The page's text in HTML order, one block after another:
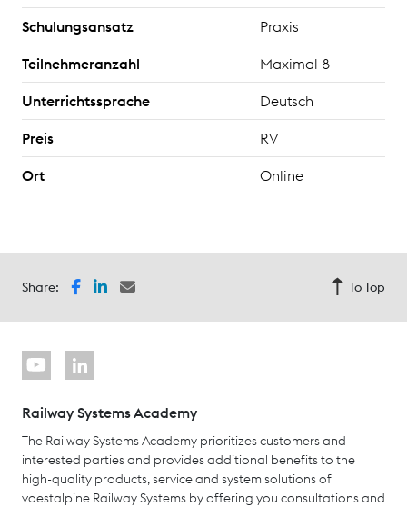
Schulungsansatz Praxis
Teilnehmeranzahl Maximal 8
Unterrichtssprache Deutsch
Preis RV
Ort Online
Share: To Top
Railway Systems Academy
The Railway Systems Academy prioritizes customers and
interested parties and provides additional benefits to the
high-quality products, service and system solutions of
voestalpine Railway Systems by offering you consultations and